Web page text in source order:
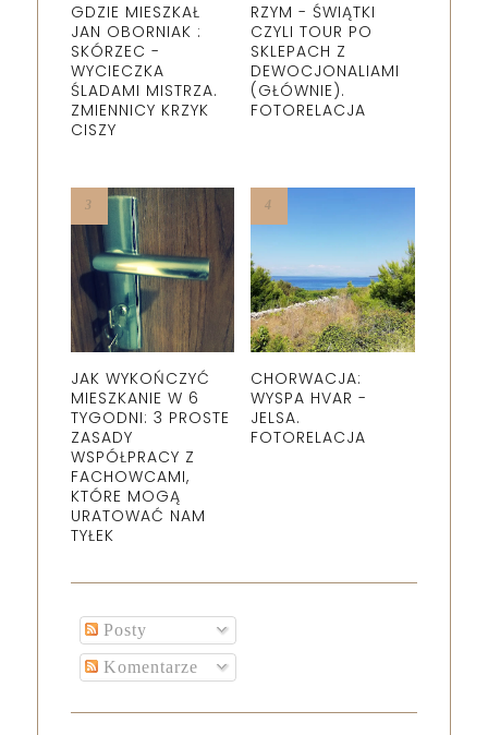
GDZIE MIESZKAŁ
JAN OBORNIAK :
SKÓRZEC -
WYCIECZKA
ŚLADAMI MISTRZA.
ZMIENNICY KRZYK
CISZY
RZYM - ŚWIĄTKI
CZYLI TOUR PO
SKLEPACH Z
DEWOCJONALIAMI
(GŁÓWNIE).
FOTORELACJA
JAK WYKOŃCZYĆ
MIESZKANIE W 6
TYGODNI: 3 PROSTE
ZASADY
WSPÓŁPRACY Z
FACHOWCAMI,
KTÓRE MOGĄ
URATOWAĆ NAM
TYŁEK
CHORWACJA:
WYSPA HVAR -
JELSA.
FOTORELACJA
Posty
Komentarze